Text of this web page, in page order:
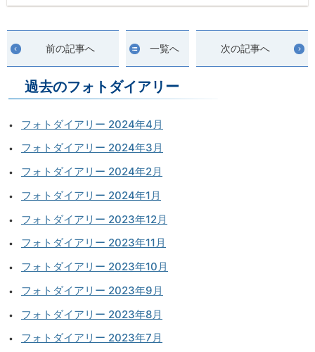
前の記事へ 一覧へ 次の記事へ
過去のフォトダイアリー
フォトダイアリー 2024年4月
フォトダイアリー 2024年3月
フォトダイアリー 2024年2月
フォトダイアリー 2024年1月
フォトダイアリー 2023年12月
フォトダイアリー 2023年11月
フォトダイアリー 2023年10月
フォトダイアリー 2023年9月
フォトダイアリー 2023年8月
フォトダイアリー 2023年7月